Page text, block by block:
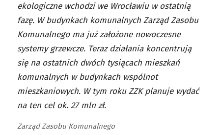
ekologiczne wchodzi we Wrocławiu w ostatnią
fazę. W budynkach komunalnych Zarząd Zasobu
Komunalnego ma już założone nowoczesne
systemy grzewcze. Teraz działania koncentrują
się na ostatnich dwóch tysiącach mieszkań
komunalnych w budynkach wspólnot
mieszkaniowych. W tym roku ZZK planuje wydać
na ten cel ok. 27 mln zł.
Zarząd Zasobu Komunalnego